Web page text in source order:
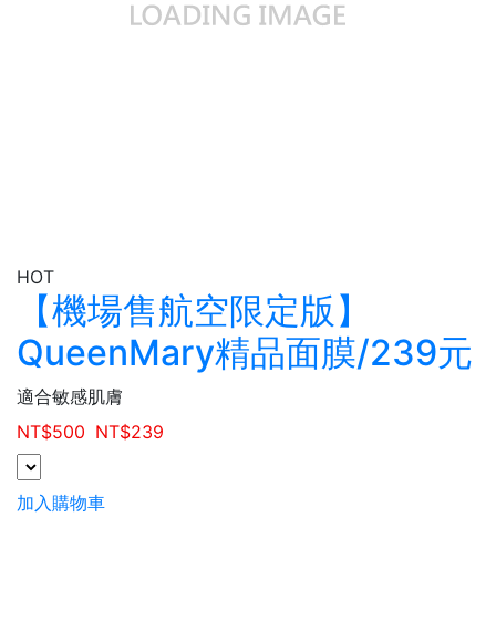
HOT
【機場售航空限定版】
QueenMary精品面膜/239元
適合敏感肌膚
NT$500 NT$239
加入購物車